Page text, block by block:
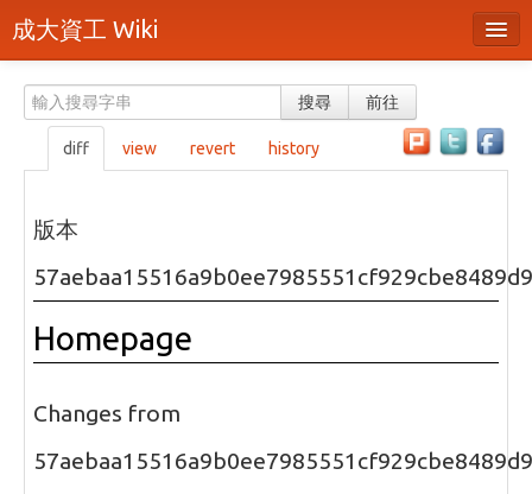
成大資工 Wiki
分類
隨機頁面
最近活動
上傳檔案
頁面原始檔
可列印版本
刪除本頁
搜尋 前往
diff view revert history
版本
Homepage
Changes from